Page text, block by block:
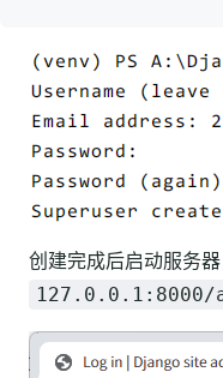
创建完成后启动服务
127.0.0.1:8000/